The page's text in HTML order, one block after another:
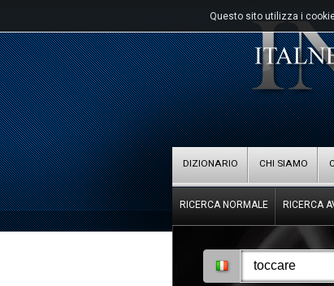
Questo sito utilizza i
DIZIONARIO CHI SIAMO
RICERCA NORMALE RICERCA